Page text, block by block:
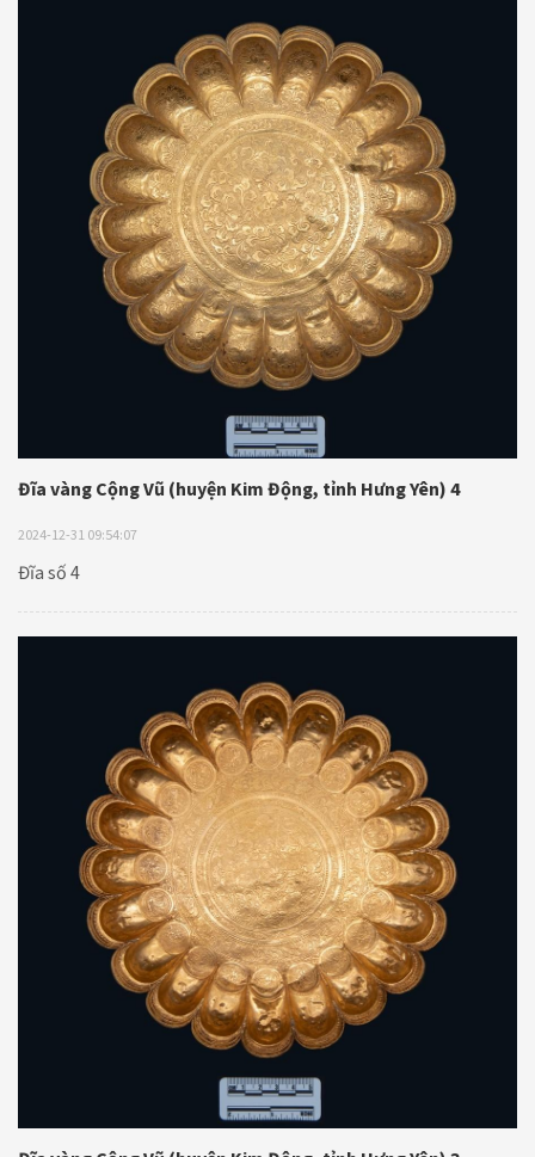
Đĩa vàng Cộng Vũ (huyện Kim Động, tỉnh Hưng Yên) 4
2024-12-31 09:54:07
Đĩa số 4